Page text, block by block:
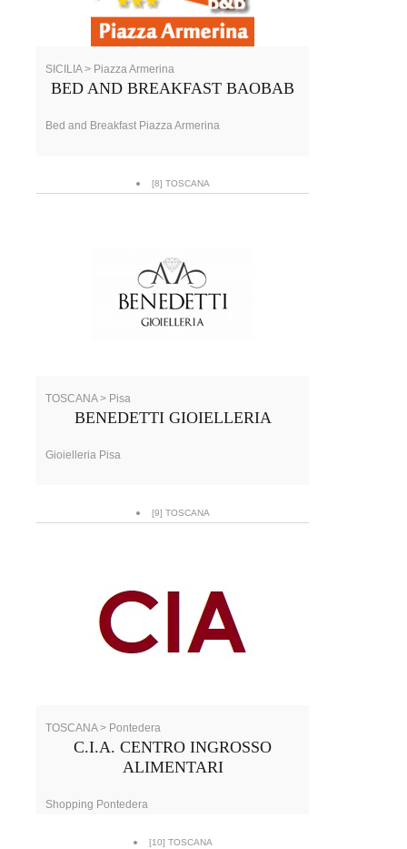
SICILIA > Piazza Armerina
BED AND BREAKFAST BAOBAB
Bed and Breakfast Piazza Armerina
[8] TOSCANA
TOSCANA > Pisa
BENEDETTI GIOIELLERIA
Gioielleria Pisa
[9] TOSCANA
TOSCANA > Pontedera
C.I.A. CENTRO INGROSSO
ALIMENTARI
Shopping Pontedera
[10] TOSCANA